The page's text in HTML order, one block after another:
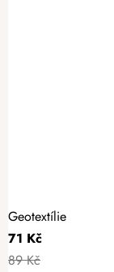
Geotextílie
71 Kč
89 Kč